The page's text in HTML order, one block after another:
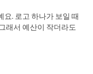
요. 로고 하나가 보일 때
래서 예산이 작더라도